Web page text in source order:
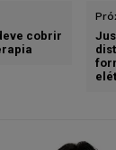
cobrir